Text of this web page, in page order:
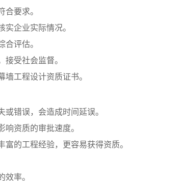
要求。
企业实际情况。
评估。
受社会监督。
工程设计资质证书。
错误，会造成时间延误。
资质的审批速度。
的工程经验，更容易获得资质。
率。